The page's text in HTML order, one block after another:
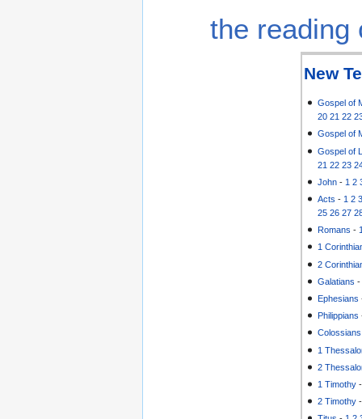
the reading
New
Gospel of
20 21 22
Gospel of
Gospel of
21 22 23
John - 1 2
Acts - 1 2
25 26 27
Romans -
1
2
Galatians
Ephesians
Philippians
Colossians
1
2
1 Timothy
2 Timothy